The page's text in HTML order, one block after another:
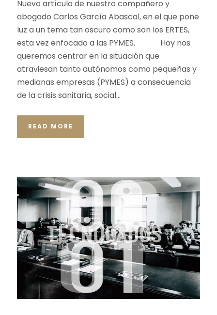
Nuevo artículo de nuestro compañero y
abogado Carlos García Abascal, en el que pone
luz a un tema tan oscuro como son los ERTES,
esta vez enfocado a las PYMES. Hoy nos
queremos centrar en la situación que
atraviesan tanto autónomos como pequeñas y
medianas empresas (PYMES) a consecuencia
de la crisis sanitaria, social...
READ MORE